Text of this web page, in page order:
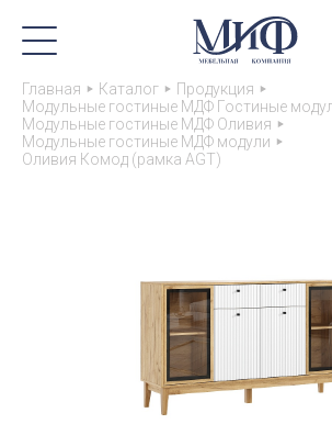
Главная Каталог
Продукция
Модульные гостиные МДФ Гостиные
Модульные гостиные МДФ Оливия
Модульные гостиные МДФ модули
Оливия Комод (рамка AGT)